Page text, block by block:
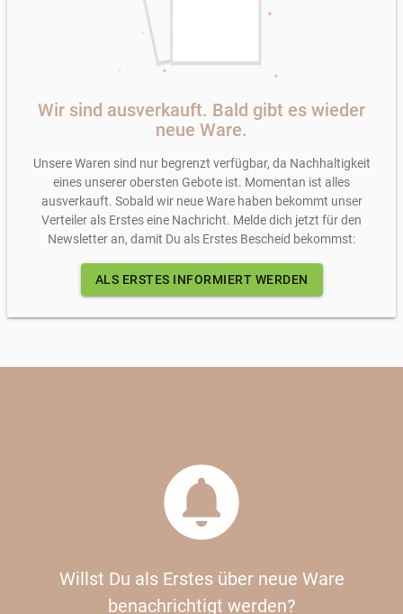
Wir sind ausverkauft. Bald gibt es wieder
neue Ware.
Unsere Waren sind nur begrenzt verfügbar, da Nachhaltigkeit
eines unserer obersten Gebote ist. Momentan ist alles
ausverkauft. Sobald wir neue Ware haben bekommt unser
Verteiler als Erstes eine Nachricht. Melde dich jetzt für den
Newsletter an, damit Du als Erstes Bescheid bekommst:
ALS ERSTES INFORMIERT WERDEN
circle_notifications
Willst Du als Erstes über neue Ware
benachrichtigt werden?